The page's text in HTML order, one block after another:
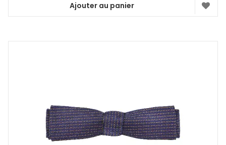
Ajouter au panier